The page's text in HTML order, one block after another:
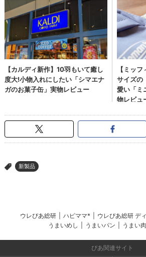
> 新製品
ウレぴあ総研 ハピママ* ウレぴあ総研 デ
うまいめし
うまいパン うまい肉
ぴあ関連サイト